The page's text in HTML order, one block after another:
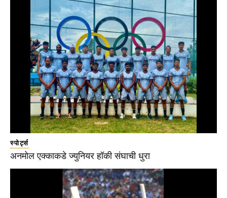
स्पोर्ट्स
अनमोल एक्काकडे ज्युनियर हॉकी संघाची धुरा